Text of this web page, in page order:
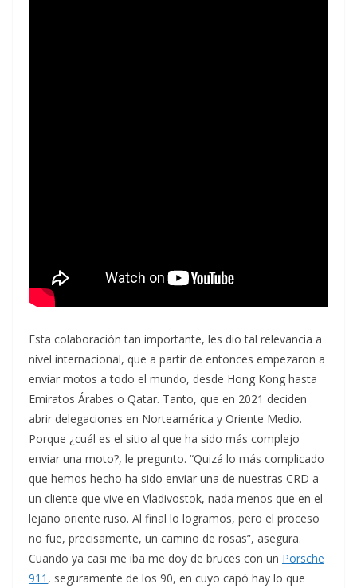
Esta colaboración tan importante, les dio tal relevancia a
nivel internacional, que a partir de entonces empezaron a
enviar motos a todo el mundo, desde Hong Kong hasta
Emiratos Árabes o Qatar. Tanto, que en 2021 deciden
abrir delegaciones en Norteamérica y Oriente Medio.
Porque ¿cuál es el sitio al que ha sido más complejo
enviar una moto?, le pregunto. “Quizá lo más complicado
que hemos hecho ha sido enviar una de nuestras CRD a
un cliente que vive en Vladivostok, nada menos que en el
lejano oriente ruso. Al final lo logramos, pero el proceso
no fue, precisamente, un camino de rosas”, asegura.
Cuando ya casi me iba me doy de bruces con un Porsche
911 , seguramente de los 90, en cuyo capó hay lo que